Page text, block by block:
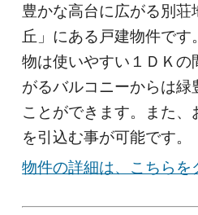
豊かな高台に広がる別荘
丘」にある戸建物件で
物は使いやすい１ＤＫの
がるバルコニーからは緑
ことができます。また、
を引込む事が可能です。
物件の詳細は、こちらを